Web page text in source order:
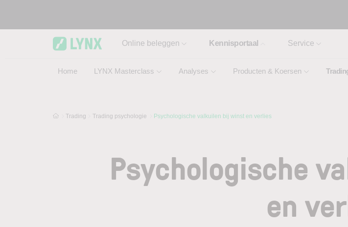
Online beleggen Kennisportaal
Home LYNX Masterclass Analyses Producten & Koersen
Service
Trading Trading psychologie Psychologische valkuilen bij winst en verlies
Psychologische
en